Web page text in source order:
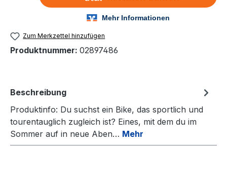
Zum Merkzettel hinzufügen
Produktnummer: 02897486
Beschreibung
Produktinfo: Du suchst ein Bike, das sportlich und
tourentauglich zugleich ist? Eines, mit dem du im
Sommer auf in neue Aben… Mehr